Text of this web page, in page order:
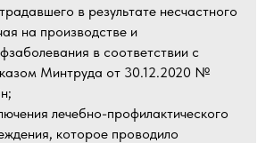
в результате несчастного
на производстве и
в соответствии с
Минтруда от 30.12.2020 №
лечебно-профилактического
которое проводило